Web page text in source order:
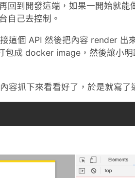
回到開發這端，如果一開始就能
自己去控制。
這個 API 然後把內容 render 出
成 docker image，然後讓小明
容抓下來看看好了，於是就寫了